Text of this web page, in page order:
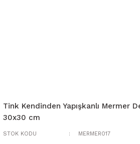
Tink Kendinden Yapışkanlı Mermer
30x30 cm
STOK KODU MERMER017